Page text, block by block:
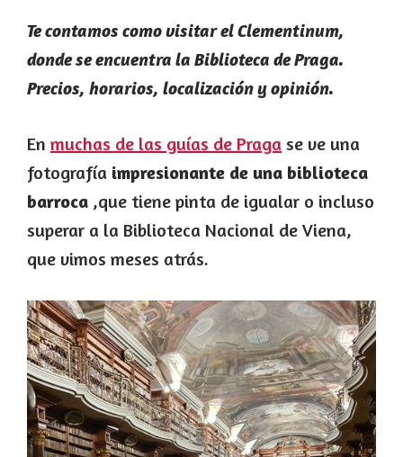
Te contamos como visitar el Clementinum,
donde se encuentra la Biblioteca de Praga.
Precios, horarios, localización yopinión.
En muchas de las guías de Praga se ve una
fotografía impresionante de una biblioteca
barroca ,que tiene pinta de igualar o incluso
superar a la Biblioteca Nacional de Viena,
que vimos meses atrás.